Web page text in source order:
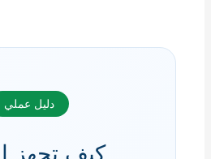
دليل عملي
كيف تجهز